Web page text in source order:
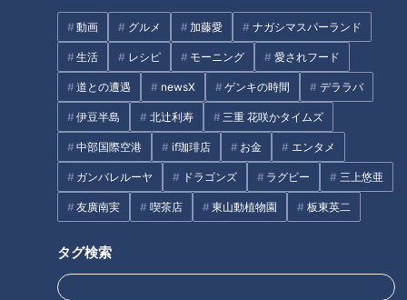
動画 グルメ 加藤愛 ナガシマスパーランド
生活 レシピ モーニング 愛されフード
道との遭遇 newsX ゲンキの時間 デララバ
伊豆半島 北辻利寿 三重 花咲かタイムズ
中部国際空港 if珈琲店 お金 エンタメ
ガンバレルーヤ ドラゴンズ ラグビー 三上悠亜
友廣南実 喫茶店 東山動植物園 板東英二
タグ検索
CBCテレビ：画像『チャント！』
中山調査員が訪ねたのは、管理栄養士の岩崎小百合さん。病院
や福祉施設など医療現場での給食指導の他、2000人以上の食
事カウセリングを手がけた、栄養のスペシャリストです。
（管理栄養士・岩崎小百合さん）
「確かに食欲がわきますよね。よく言われる理由として、夏バ